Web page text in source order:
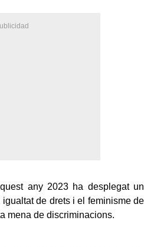
any 2023 ha desplegat un
de drets i el feminisme de
mena de discriminacions.